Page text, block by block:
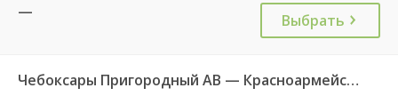
—
Выбрать
Чебоксары Пригородный АВ — Красноармейское с. ДКП 121